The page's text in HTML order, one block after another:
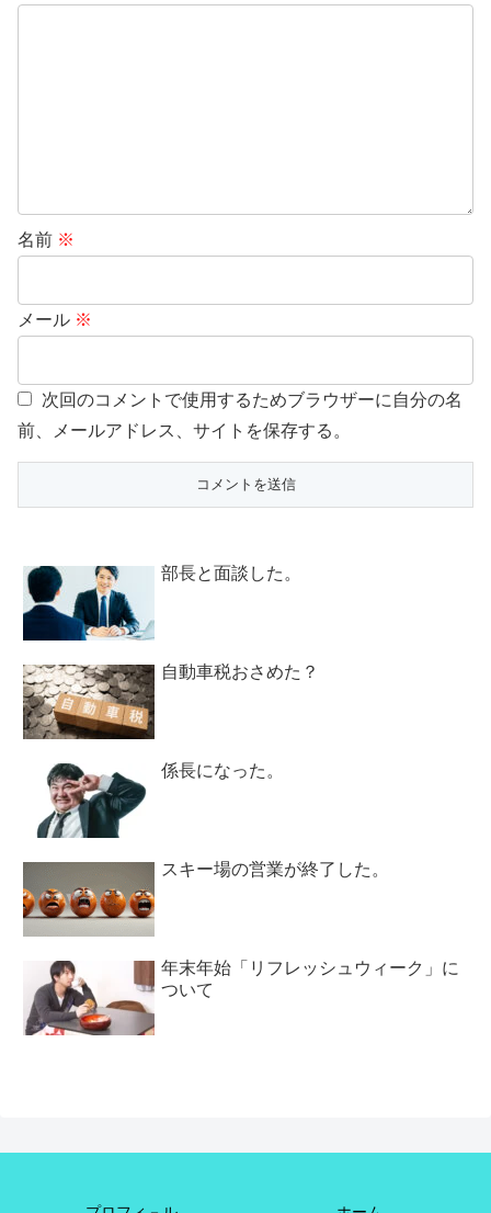
名前 ※
メール ※
次回のコメントで使用するためブラウザーに自分の名
前、メールアドレス、サイトを保存する。
部長と面談した。
自動車税おさめた？
係長になった。
スキー場の営業が終了した。
年末年始「リフレッシュウィーク」に
ついて